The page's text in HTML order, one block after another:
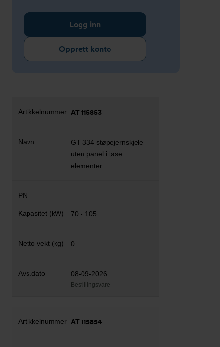
Logg inn
Opprett konto
AT 115853
GT 334 støpejernskjele
uten panel i løse
elementer
70 - 105
0
08-09-2026
Bestillingsvare
AT 115854